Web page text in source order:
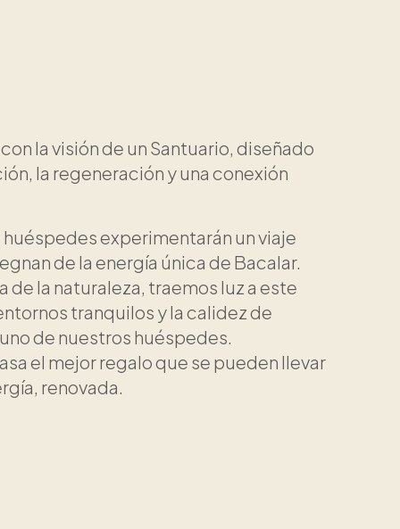
la visión de un Santuario, diseñado
la regeneración y una conexión
experimentarán un viaje
de la energía única de Bacalar.
de la naturaleza, traemos luz a este
tranquilos y la calidez de
de nuestros huéspedes.
el mejor regalo que se pueden llevar
renovada.